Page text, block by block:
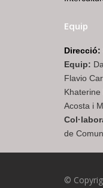
Equip
Direcció:
Equip:
Flavio
Acosta i
de
©